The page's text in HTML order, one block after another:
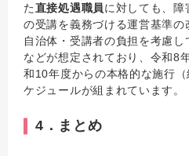
た直接処遇職員に対しても、
の受講を義務づける運営基準の
自治体・受講者の負担を考慮
などが想定されており、令和8
和10年度からの本格的な施行
ケジュールが組まれています。
4．まとめ